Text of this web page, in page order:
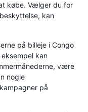
købe. Vælger du for
kan
på billeje i Congo
kan
være
nogle
på